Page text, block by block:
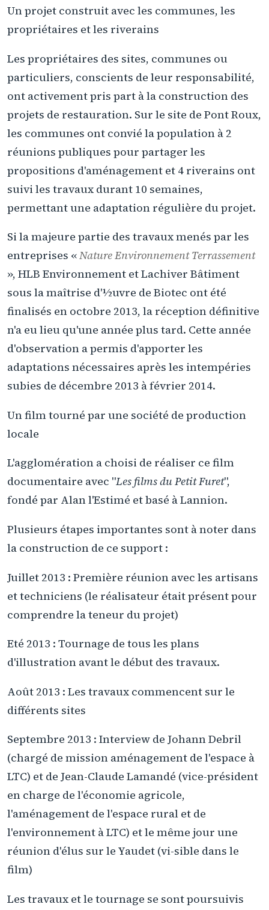
Un projet construit avec les communes, les
propriétaires et les riverains
Les propriétaires des sites, communes ou
particuliers, conscients de leur responsabilité,
ont activement pris part à la construction des
projets de restauration. Sur le site de Pont Roux,
les communes ont convié la population à 2
réunions publiques pour partager les
propositions d'aménagement et 4 riverains ont
suivi les travaux durant 10 semaines,
permettant une adaptation régulière du projet.
Si la majeure partie des travaux menés par les
entreprises «Nature Environnement Terrassement
», HLB Environnement et Lachiver Bâtiment
sous la maîtrise d'½uvre de Biotec ont été
finalisés en octobre 2013, la réception définitive
n'a eu lieu qu'une année plus tard. Cette année
d'observation a permis d'apporter les
adaptations nécessaires après les intempéries
subies de décembre 2013 à février 2014.
Un film tourné par une société de production
locale
L'agglomération a choisi de réaliser ce film
documentaire avec "Les films du Petit Furet",
fondé par Alan l'Estimé et basé à Lannion.
Plusieurs étapes importantes sont à noter dans
la construction de ce support :
Juillet 2013 : Première réunion avec les artisans
et techniciens (le réalisateur était présent pour
comprendre la teneur du projet)
Eté 2013 : Tournage de tous les plans
d'illustration avant le début des travaux.
Août 2013 : Les travaux commencent sur le
différents sites
Septembre 2013 : Interview de Johann Debril
(chargé de mission aménagement de l'espace à
LTC) et de Jean-Claude Lamandé (vice-président
en charge de l'économie agricole,
l'aménagement de l'espace rural et de
l'environnement à LTC) et le même jour une
réunion d'élus sur le Yaudet (vi-sible dans le
film)
Les travaux et le tournage se sont poursuivis